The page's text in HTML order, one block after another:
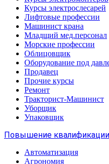
Курсы электрослесарей
Лифтовые профессии
Машинист крана
Младщий мед.персонал
Морские профессии
Облицовщик
Оборудование под
Продавец
Прочие курсы
Ремонт
Тракторист-Машинист
Уборщик
Упаковщик
Повышение квалификации
Автоматизация
Агрономия